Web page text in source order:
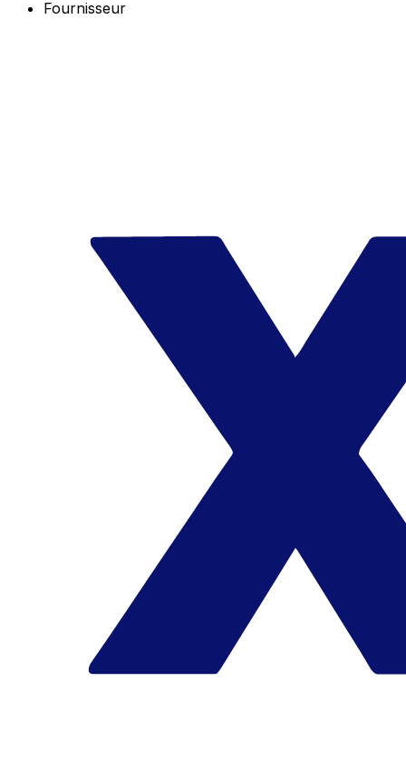
Fournisseur